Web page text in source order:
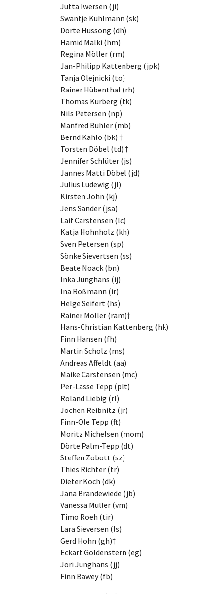
Jutta Iwersen (ji)
Swantje Kuhlmann (sk)
Dörte Hussong (dh)
Hamid Malki (hm)
Regina Möller (rm)
Jan-Philipp Kattenberg (jpk)
Tanja Olejnicki (to)
Rainer Hübenthal (rh)
Thomas Kurberg (tk)
Nils Petersen (np)
Manfred Bühler (mb)
Bernd Kahlo (bk) †
Torsten Döbel (td) †
Jennifer Schlüter (js)
Jannes Matti Döbel (jd)
Julius Ludewig (jl)
Kirsten John (kj)
Jens Sander (jsa)
Laif Carstensen (lc)
Katja Hohnholz (kh)
Sven Petersen (sp)
Sönke Sievertsen (ss)
Beate Noack (bn)
Inka Junghans (ij)
Ina Roßmann (ir)
Helge Seifert (hs)
Rainer Möller (ram)†
Hans-Christian Kattenberg (hk)
Finn Hansen (fh)
Martin Scholz (ms)
Andreas Affeldt (aa)
Maike Carstensen (mc)
Per-Lasse Tepp (plt)
Roland Liebig (rl)
Jochen Reibnitz (jr)
Finn-Ole Tepp (ft)
Moritz Michelsen (mom)
Dörte Palm-Tepp (dt)
Steffen Zobott (sz)
Thies Richter (tr)
Dieter Koch (dk)
Jana Brandewiede (jb)
Vanessa Müller (vm)
Timo Roeh (tir)
Lara Sieversen (ls)
Gerd Hohn (gh)†
Eckart Goldenstern (eg)
Jori Junghans (jj)
Finn Bawey (fb)